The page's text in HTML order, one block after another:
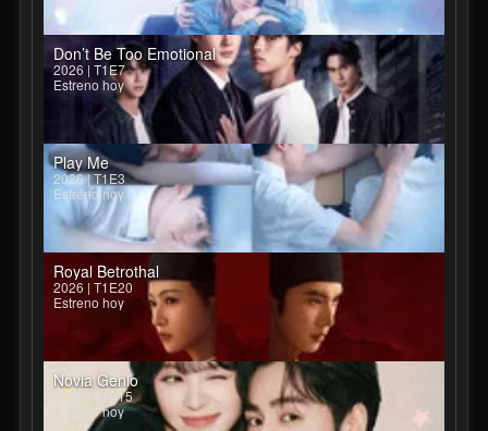
Don’t Be Too Emotional
2026 | T1E7
Estreno hoy
Play Me
2026 | T1E3
Estreno hoy
Royal Betrothal
2026 | T1E20
Estreno hoy
Novia Genio
2026 | T1E15
Estreno hoy